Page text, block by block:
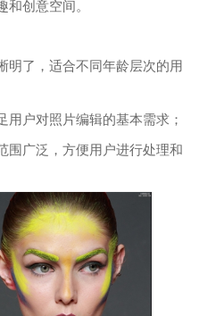
创意空间。
明了，适合不同年龄层次的用
户对照片编辑的基本需求；
围广泛，方便用户进行处理和